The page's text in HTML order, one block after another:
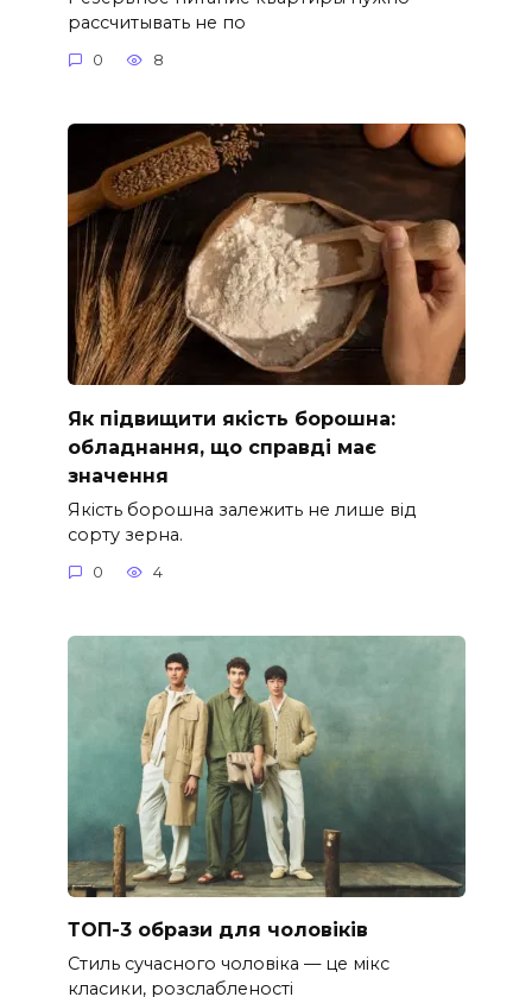
рассчитывать не по
0 8
Як підвищити якість борошна:
обладнання, що справді має
значення
Якість борошна залежить не лише від
сорту зерна.
0 4
ТОП-3 образи для чоловіків
Стиль сучасного чоловіка — це мікс
класики, розслабленості